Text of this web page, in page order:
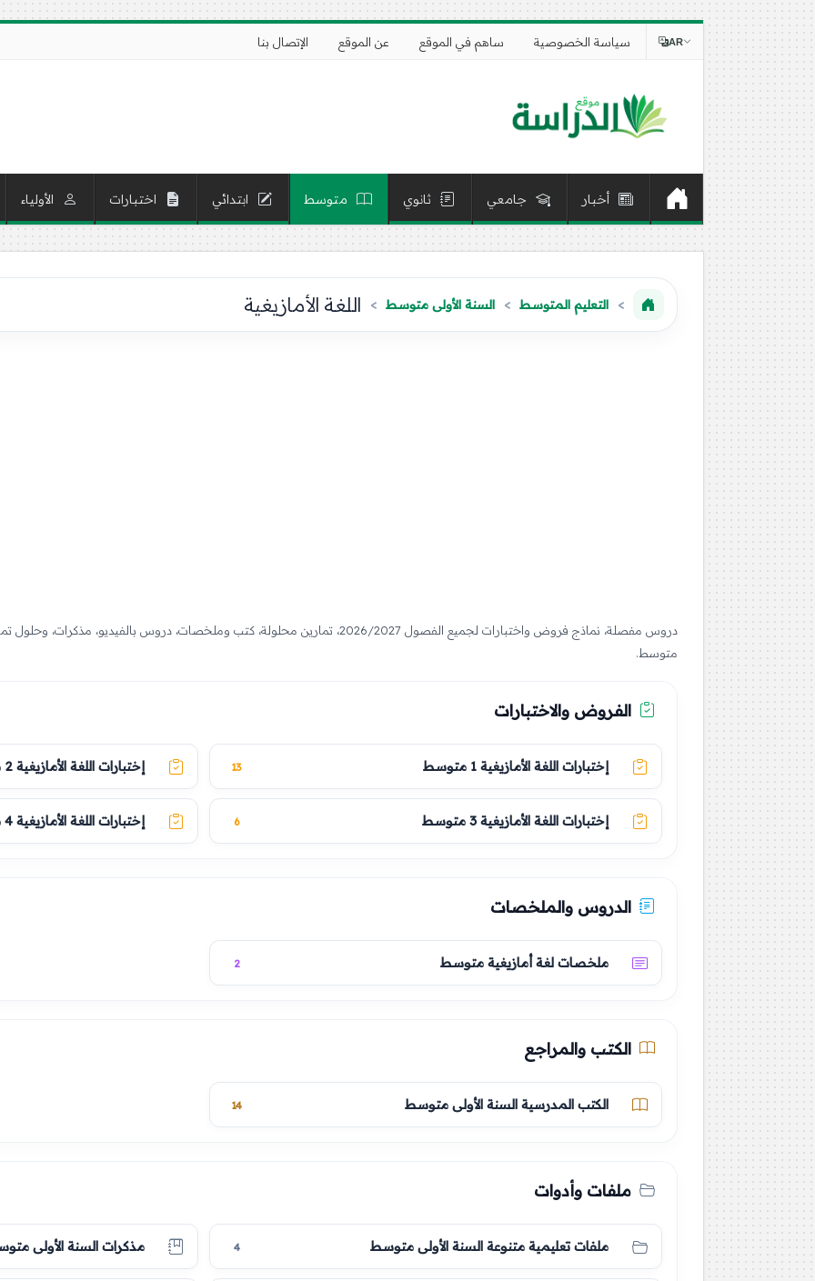
سياسة الخصوصية ساهم في الموقع عن الموقع الإتصال بنا AR
أخبار جامعي ثانوي متوسط ابتدائي اختبارات الأولياء
التعليم المتوسط السنة الأولى متوسط اللغة الأمازيغية
دروس مفصلة، نماذج فروض واختبارات لجميع الفصول 2026/2027، تمارين محلولة، كتب وملخصات، دروس
متوسط.
الفروض والاختبارات
إختبارات اللغة الأمازيغية 1 متوسط 13 إختبارات اللغة الأمازيغية 2 متوسط
إختبارات اللغة الأمازيغية 3 متوسط 6 إختبارات اللغة الأمازيغية 4 متوسط
الدروس والملخصات
ملخصات لغة أمازيغية متوسط 2
الكتب والمراجع
الكتب المدرسية السنة الأولى متوسط 14
ملفات وأدوات
ملفات تعليمية متنوعة السنة الأولى متوسط 4 مذكرات السنة الأولى